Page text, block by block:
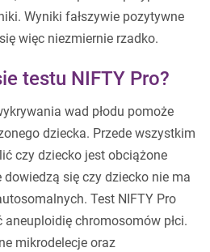
Wyniki fałszywie pozytywne
więc niezmiernie rzadko.
testu NIFTY Pro?
wad płodu pomoże
dziecka. Przede wszystkim
czy dziecko jest obciążone
się czy dziecko nie ma
Test NIFTY Pro
chromosomów płci.
mikrodelecje oraz